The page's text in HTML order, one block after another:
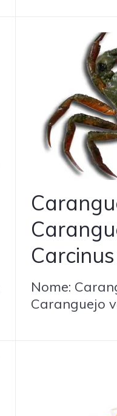
Nome:
Caranguejo